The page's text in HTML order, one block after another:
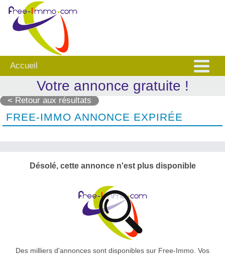
Accueil
Votre annonce gratuite !
< Retour aux résultats
FREE-IMMO ANNONCE EXPIRÉE
Désolé, cette annonce n'est plus disponible
Des milliers d'annonces sont disponibles sur Free-Immo. Vos